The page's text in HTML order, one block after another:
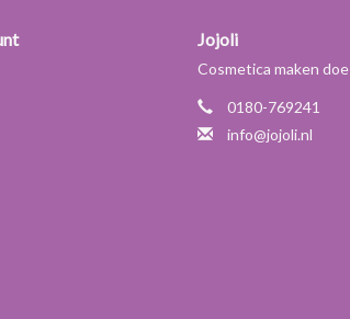
Jojoli
Cosmetica maken
0180-769241
info@jojoli.nl